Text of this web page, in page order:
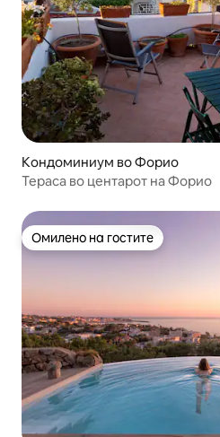
Кондоминиум во Форио
Тераса во центарот на Форио
Омилено на гостите
Омилено на гостите